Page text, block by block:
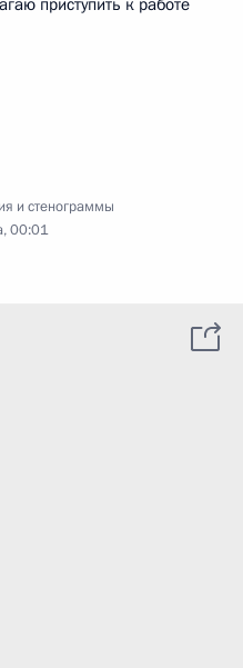
приступить к работе
и стенограммы
00:01